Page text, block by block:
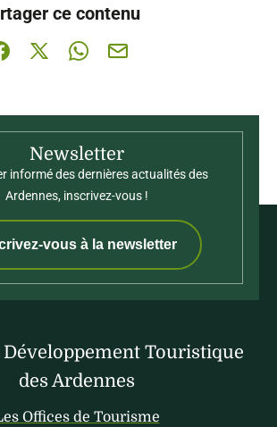
ce contenu
sur Facebook (nouvelle fenêtre)
Partager sur X / Twitter (nouvelle
Partager sur WhatsApp
Partager par mail
Newsletter
informé des dernières actualités des
Ardennes, inscrivez-vous !
vous à la newsletter
Développement Touristique
des Ardennes
Offices de Tourisme